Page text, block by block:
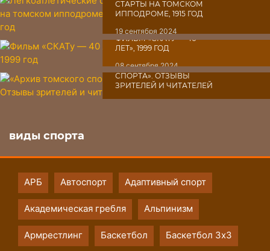
СТАРТЫ НА ТОМСКОМ
ИППОДРОМЕ, 1915 ГОД
19 сентября 2024
ФИЛЬМ «СКАТУ ― 40
ЛЕТ», 1999 ГОД
08 сентября 2024
«АРХИВ ТОМСКОГО
СПОРТА». ОТЗЫВЫ
ЗРИТЕЛЕЙ И ЧИТАТЕЛЕЙ
виды спорта
АРБ Автоспорт Адаптивный спорт
Академическая гребля Альпинизм
Армрестлинг Баскетбол Баскетбол 3х3